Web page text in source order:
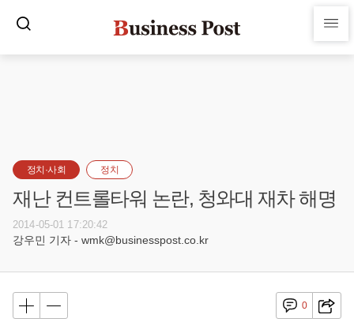
정치·사회 정치
재난 컨트롤타워 논란, 청와대 재차 해명
2014-05-01 17:20:42
강우민 기자 - wmk@businesspost.co.kr
0